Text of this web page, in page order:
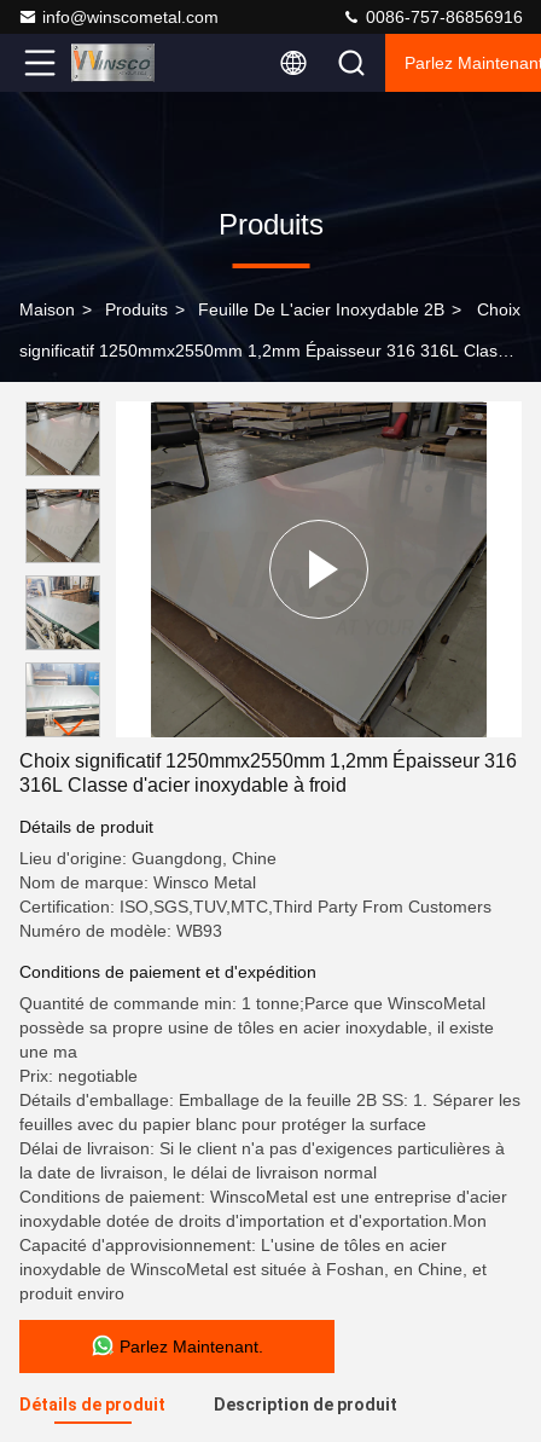
info@winscometal.com 0086-757-86856916
Parlez
Produits
Maison > Produits > Feuille De L'acier Inoxydable 2B > Choix
significatif 1250mmx2550mm 1,2mm Épaisseur 316 316L Classe
Choix significatif 1250mmx2550mm 1,2mm Épaisseur 316
316L Classe d'acier inoxydable à froid
Détails de produit
Lieu d'origine: Guangdong, Chine
Nom de marque: Winsco Metal
Certification: ISO,SGS,TUV,MTC,Third Party From Customers
Numéro de modèle: WB93
Conditions de paiement et d'expédition
Quantité de commande min: 1 tonne;Parce que WinscoMetal
possède sa propre usine de tôles en acier inoxydable, il existe
une ma
Prix: negotiable
Détails d'emballage: Emballage de la feuille 2B SS: 1. Séparer les
feuilles avec du papier blanc pour protéger la surface
Délai de livraison: Si le client n'a pas d'exigences particulières à
la date de livraison, le délai de livraison normal
Conditions de paiement: WinscoMetal est une entreprise d'acier
inoxydable dotée de droits d'importation et d'exportation.Mon
Capacité d'approvisionnement: L'usine de tôles en acier
inoxydable de WinscoMetal est située à Foshan, en Chine, et
produit enviro
Parlez Maintenant.
Détails de produit Description de produit